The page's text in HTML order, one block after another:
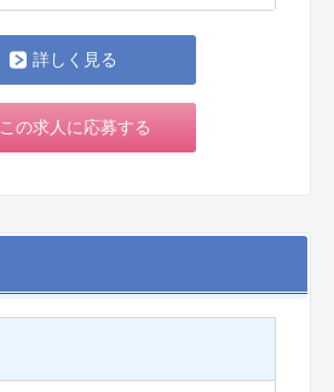
詳しく見る
この求人に応募する